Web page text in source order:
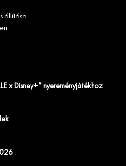
állítása
x Disney+” nyereményjátékhoz